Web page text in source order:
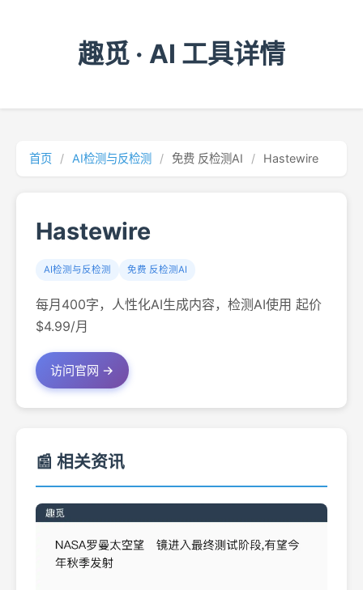
趣觅 · AI 工具详情
首页 / AI检测与反检测 / 免费 反检测AI / Hastewire
Hastewire
AI检测与反检测 免费 反检测AI
每月400字，人性化AI生成内容，检测AI使用 起价
$4.99/月
访问官网 →
📰 相关资讯